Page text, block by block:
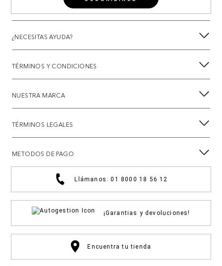
¿NECESITAS AYUDA?
TÉRMINOS Y CONDICIONES
NUESTRA MARCA
TÉRMINOS LEGALES
METODOS DE PAGO
Llámanos: 01 8000 18 56 12
¡Garantias y devoluciones!
Encuentra tu tienda